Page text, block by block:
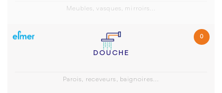
Meubles, vasques, mirroirs...
0
DOUCHE
Parois, receveurs, baignoires...